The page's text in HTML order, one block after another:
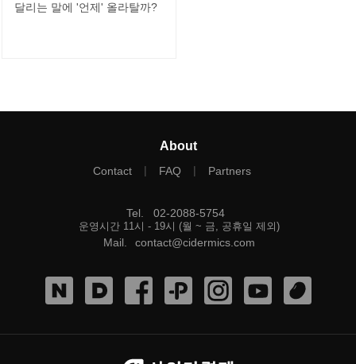
달리는 말에 '언제' 올라탈까?
About
Contact | FAQ | Partners
Tel 02-2088-5754
운영시간 11시 - 19시 (월 ~ 금, 공휴일 제외)
Mail contact@cidermics.com